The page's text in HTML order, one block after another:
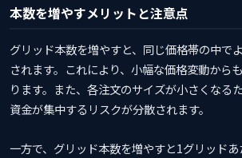
本数を増やすメリットと注意点
グリッド本数を増やすと、同じ価格帯の中で
されます。これにより、小幅な価格変動から
ります。また、各注文のサイズが小さくなる
資金が集中するリスクが分散されます。
一方で、グリッド本数を増やすと1グリッド